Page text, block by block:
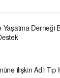
Yaşatma Derneği
ilişkin Adli